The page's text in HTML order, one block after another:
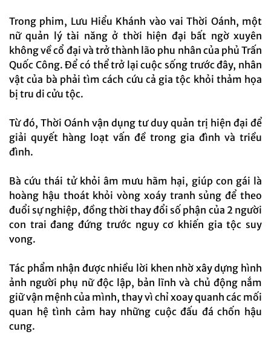
Trong phim, Lưu Hiểu Khánh vào vai Thời Oánh, một
nữ quản lý tài năng ở thời hiện đại bất ngờ xuyên
không về cổ đại và trở thành lão phu nhân của phủ Trấn
Quốc Công. Để có thể trở lại cuộc sống trước đây, nhân
vật của bà phải tìm cách cứu cả gia tộc khỏi thảm họa
bị tru di cửu tộc.
Từ đó, Thời Oánh vận dụng tư duy quản trị hiện đại để
giải quyết hàng loạt vấn đề trong gia đình và triều
đình.
Bà cứu thái tử khỏi âm mưu hãm hại, giúp con gái là
hoàng hậu thoát khỏi vòng xoáy tranh sủng để theo
đuổi sự nghiệp, đồng thời thay đổi số phận của 2 người
con trai đang đứng trước nguy cơ khiến gia tộc suy
vong.
Tác phẩm nhận được nhiều lời khen nhờ xây dựng hình
ảnh người phụ nữ độc lập, bản lĩnh và chủ động nắm
giữ vận mệnh của mình, thay vì chỉ xoay quanh các mối
quan hệ tình cảm hay những cuộc đấu đá chốn hậu
cung.